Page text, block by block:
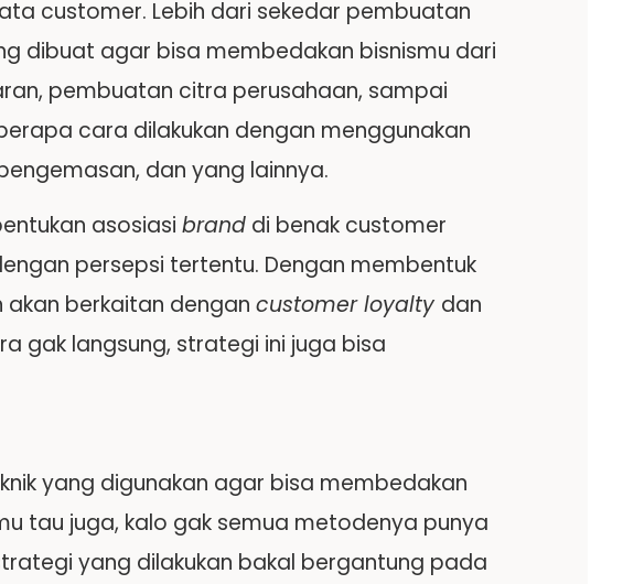
customer. Lebih dari sekedar pembuatan
dibuat agar bisa membedakan bisnismu dari
pembuatan citra perusahaan, sampai
cara dilakukan dengan menggunakan
dan yang lainnya.
asosiasi branddi benak customer
persepsi tertentu. Dengan membentuk
berkaitan dengan customer loyalty dan
gak langsung, strategi ini juga bisa
yang digunakan agar bisa membedakan
tau juga, kalo gak semua metodenya punya
yang dilakukan bakal bergantung pada